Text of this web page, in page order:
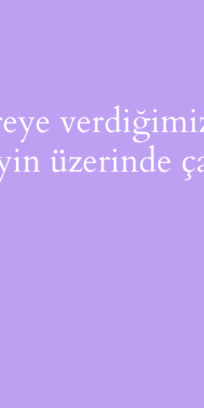
üzerinde